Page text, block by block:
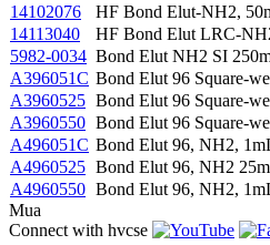
14102076
HF Bond Elut-NH2,
14113040
HF Bond Elut LRC-
5982-0034 Bond Elut NH2 SI
A396051C Bond Elut 96 Square-
A3960525 Bond Elut 96 Square-
A3960550 Bond Elut 96 Square-
A496051C Bond Elut 96, NH2,
A4960525 Bond Elut 96, NH2
A4960550 Bond Elut 96, NH2,
Mua
Connect with hvcse